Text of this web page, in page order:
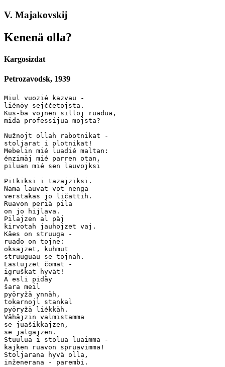
V. Majakovskij
Kenenä olla?
Kargosizdat
Petrozavodsk, 1939
Miul vuozié kazvau -
liénöy sejččetojsta.
Kus-ba vojnen silloj ruadua,
midä professijua mojsta?
Nužnojt ollah rabotnikat -
stoljarat i plotnikat!
Mebelin mié luadié maltan:
énzimäj mié parren otan,
piluan mié sen lauvojksi
Pitkiksi i tazajziksi.
Nämä lauvat vot nenga
verstakas jo ličattih.
Ruavon periä pila
on jo hijlava.
Pilajzen al päj
kirvotah jauhojzet vaj.
Käes on struuga -
ruado on tojne:
oksajzet, kuhmut
struuguau se tojnah.
Lastujzet čomat -
igruškat hyvät!
A esli pidäy
šara meil
pyöryžä ynnäh,
tokarnojl stankal
pyöryžä liékkäh.
Vähäjzin valmistamma
se juašikkajzen,
se jalgajzen.
Stuulua i stolua luaimma -
kajken ruavon spruavimma!
Stoljarana hyvä olla,
inženerana - parembi.